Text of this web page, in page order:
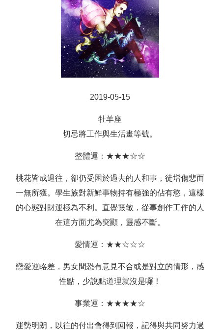
2019-05-15
牡羊座
切忌將工作與生活畫等號。
整體運：★★★☆☆
桃花皆成過往，卻仍受困於過去的人和事，徒增傷悲而
一無所獲。學生族對新鮮事物持有極強的佔有慾，這樣
的心態對財運極為不利。直覺靈敏，從事創作工作的人
在這方面尤為突顯，靈感不斷。
愛情運：★★☆☆☆
戀愛運略差，男女間恐有意見不合或是對立的情形，感
性點，少說點道理就沒是囉！
事業運：★★★★☆
運勢明朗，以往的付出會得到回報，記得與共同努力過